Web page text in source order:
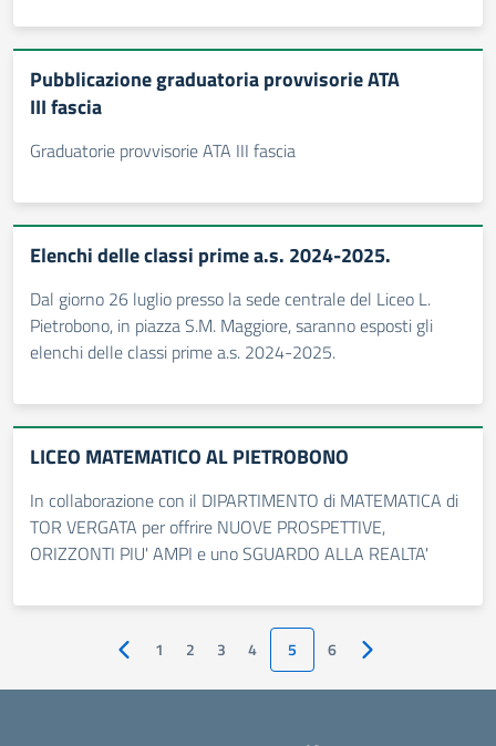
Pubblicazione graduatoria provvisorie ATA
III fascia
Graduatorie provvisorie ATA III fascia
Elenchi delle classi prime a.s. 2024-2025.
Dal giorno 26 luglio presso la sede centrale del Liceo L.
Pietrobono, in piazza S.M. Maggiore, saranno esposti gli
elenchi delle classi prime a.s. 2024-2025.
LICEO MATEMATICO AL PIETROBONO
In collaborazione con il DIPARTIMENTO di MATEMATICA di
TOR VERGATA per offrire NUOVE PROSPETTIVE,
ORIZZONTI PIU' AMPI e uno SGUARDO ALLA REALTA'
Pagina precedente
1 2 3 4 5 6 Pagina successiva